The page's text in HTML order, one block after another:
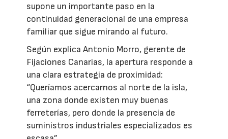
supone un importante paso en la
continuidad generacional de una empresa
familiar que sigue mirando al futuro.
Según explica Antonio Morro, gerente de
Fijaciones Canarias, la apertura responde a
una clara estrategia de proximidad:
“Queríamos acercarnos al norte de la isla,
una zona donde existen muy buenas
ferreterías, pero donde la presencia de
suministros industriales especializados es